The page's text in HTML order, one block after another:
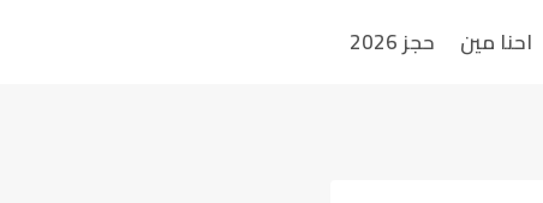
احنا مين حجز 2026